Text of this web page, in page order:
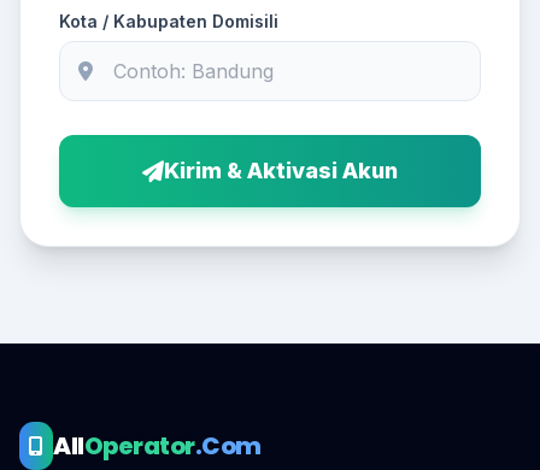
Kota / Kabupaten Domisili
Kirim & Aktivasi Akun
AllOperator.Com